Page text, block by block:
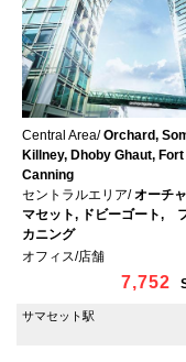
Central Area/Orchard,
Killney, Dhoby Ghaut, Fort
Canning
セントラルエリア/オーチ
マセット, ドビーゴート,
カニング
オフィス/店舗
7,752
サマセット駅